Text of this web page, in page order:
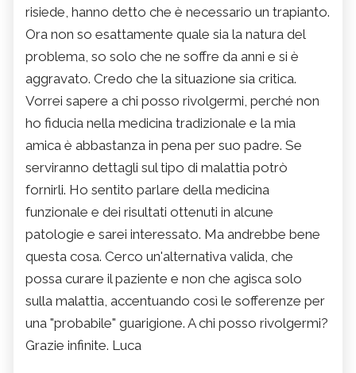
risiede, hanno detto che è necessario un trapianto.
Ora non so esattamente quale sia la natura del
problema, so solo che ne soffre da anni e si è
aggravato. Credo che la situazione sia critica.
Vorrei sapere a chi posso rivolgermi, perché non
ho fiducia nella medicina tradizionale e la mia
amica è abbastanza in pena per suo padre. Se
serviranno dettagli sul tipo di malattia potrò
fornirli. Ho sentito parlare della medicina
funzionale e dei risultati ottenuti in alcune
patologie e sarei interessato. Ma andrebbe bene
questa cosa. Cerco un'alternativa valida, che
possa curare il paziente e non che agisca solo
sulla malattia, accentuando così le sofferenze per
una "probabile" guarigione. A chi posso rivolgermi?
Grazie infinite. Luca